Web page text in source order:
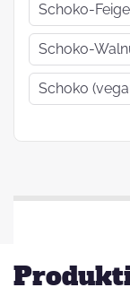
Schoko-
Schoko-
Schoko